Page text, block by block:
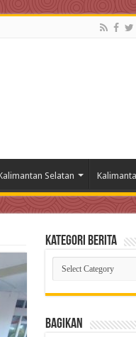
Selatan
Kategori Berita
Kategori
Berita
Bagikan